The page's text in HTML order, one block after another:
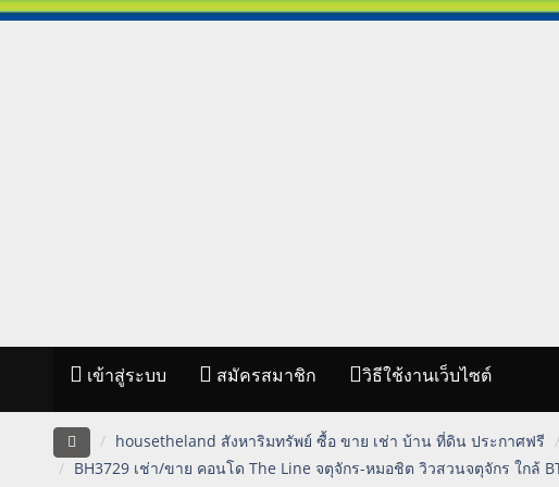
เข้าสู่ระบบ สมัครสมาชิก วิธีใช้งานเว็บไซต์
housetheland สังหาริมทรัพย์ ซื้อ ขาย เช่า บ้าน ที่ดิน ประกาศฟรี
BH3729 เช่า/ขาย คอนโด The Line จตุจักร-หมอชิต วิวสวนจตุจักร ใกล้